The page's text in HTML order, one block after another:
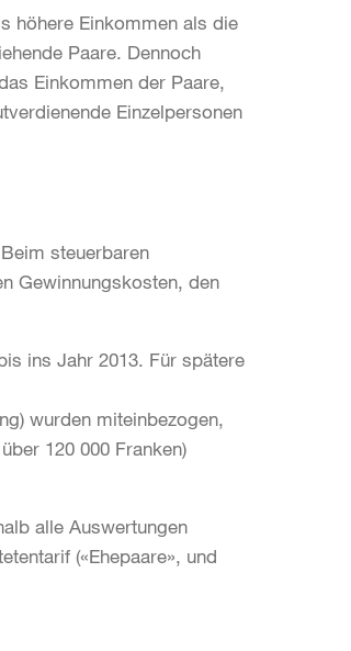
höhere Einkommen als die
Paare. Dennoch
Einkommen der Paare,
Einzelpersonen
steuerbaren
Gewinnungskosten, den
ins Jahr 2013. Für spätere
wurden miteinbezogen,
120 000 Franken)
alle Auswertungen
(«Ehepaare», und